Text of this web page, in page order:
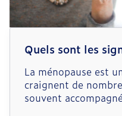
Quels sont les
La ménopause est
craignent de
souvent